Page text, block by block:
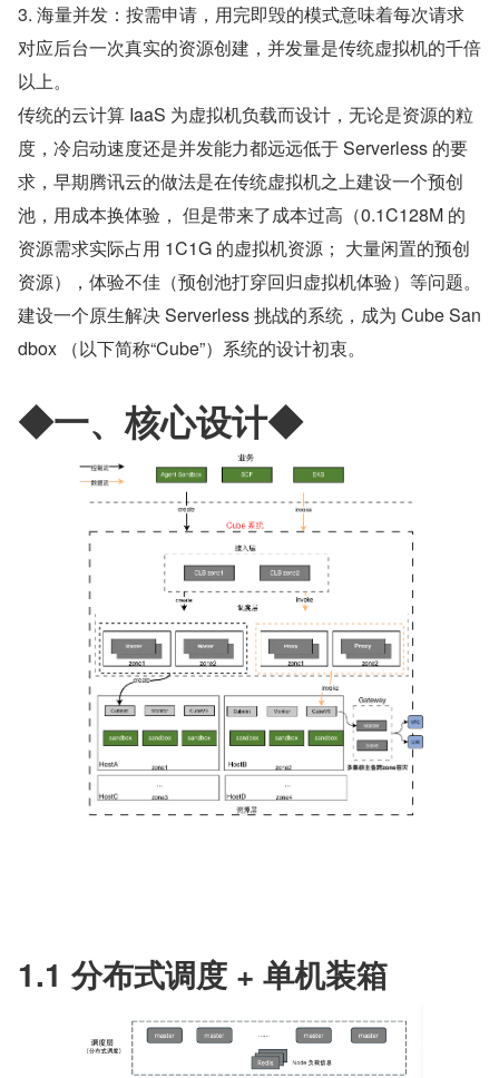
3. 海量并发：按需申请，用完即毁的模式意味着每次请求
对应后台一次真实的资源创建，并发量是传统虚拟机的千倍
以上。
传统的云计算 IaaS 为虚拟机负载而设计，无论是资源的粒
度，冷启动速度还是并发能力都远远低于 Serverless 的要
求，早期腾讯云的做法是在传统虚拟机之上建设一个预创
池，用成本换体验， 但是带来了成本过高（0.1C128M 的
资源需求实际占用 1C1G 的虚拟机资源； 大量闲置的预创
资源），体验不佳（预创池打穿回归虚拟机体验）等问题。
建设一个原生解决 Serverless 挑战的系统，成为 Cube San
dbox （以下简称“Cube”）系统的设计初衷。
◆一、核心设计◆
1.1 分布式调度 + 单机装箱